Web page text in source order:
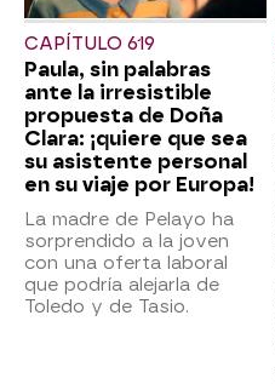
CAPÍTULO 619
Paula, sin palabras
ante la irresistible
propuesta de Doña
Clara: ¡quiere que sea
su asistente personal
en su viaje por Europa!
La madre de Pelayo ha
sorprendido a la joven
con una oferta laboral
que podría alejarla de
Toledo y de Tasio.